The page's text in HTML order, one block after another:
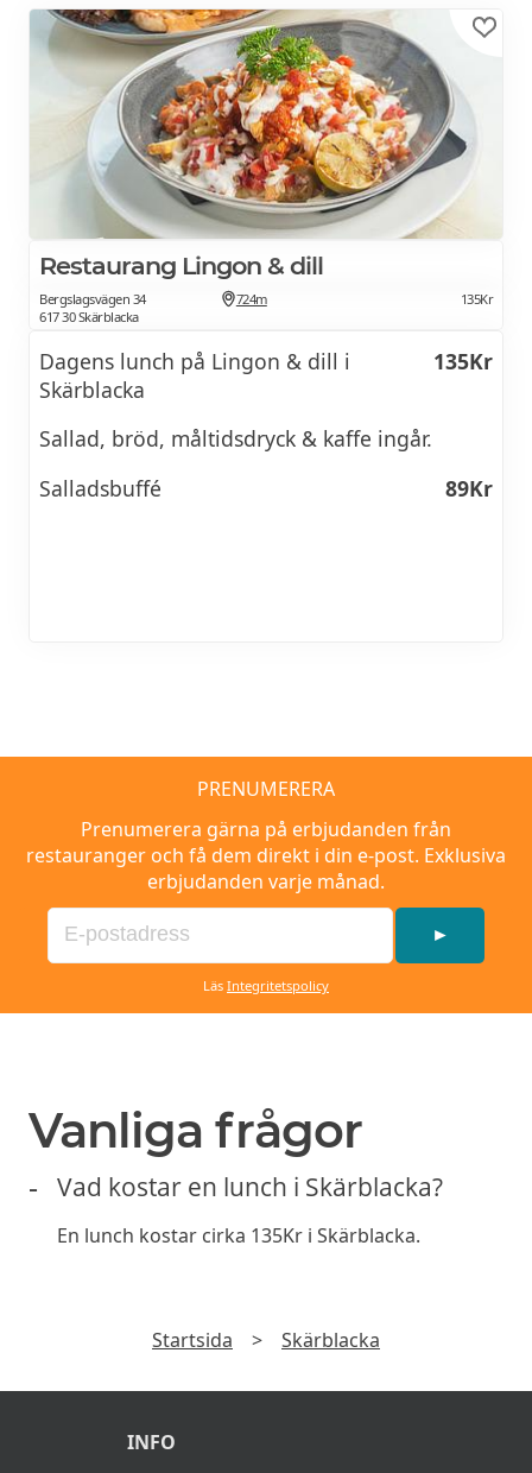
Restaurang Lingon & dill
Bergslagsvägen 34
617 30 Skärblacka
724m 135Kr
Dagens lunch på Lingon & dill i
Skärblacka
135Kr
Sallad, bröd, måltidsdryck & kaffe ingår.
Salladsbuffé
89Kr
PRENUMERERA
Prenumerera gärna på erbjudanden från
restauranger och få dem direkt i din e-post. Exklusiva
erbjudanden varje månad.
►
Läs Integritetspolicy
Vanliga frågor
Vad kostar en lunch i Skärblacka?
En lunch kostar cirka 135Kr i Skärblacka.
Startsida > Skärblacka
INFO